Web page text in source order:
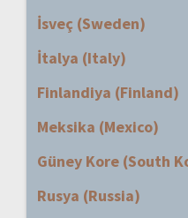
İsveç (Sweden)
İtalya (Italy)
Finlandiya (Finland)
Meksika (Mexico)
Güney Kore (South
Rusya (Russia)